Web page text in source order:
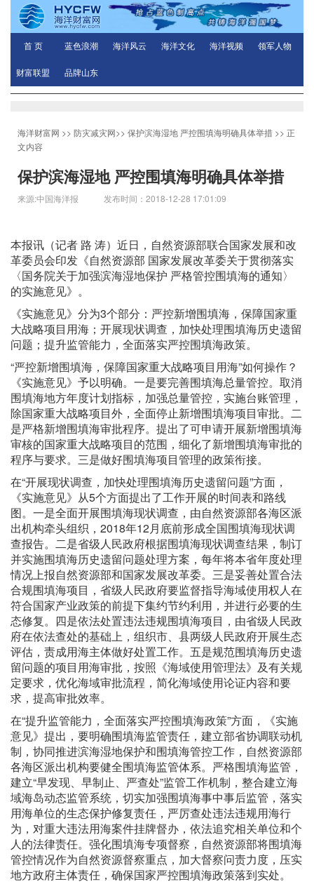
首 页 蓝色浪潮 海洋风云 海洋文化 海洋视频 领军人物
财富联盟 品牌山东
海洋财富网 >> 防灾减灾网>> 保护滨海湿地 严控围填海明确具体举措 >> 正
文内容
保护滨海湿地 严控围填海明确具体举措
来源:中国海洋报 发布时间：2018-12-28 17:01:09
本报讯（记者 路 涛）近日，自然资源部联合国家发展和改
革委员会印发《自然资源部 国家发展改革委关于贯彻落实
〈国务院关于加强滨海湿地保护 严格管控围填海的通知〉
的实施意见》。
《实施意见》分为3个部分：严控新增围填海，保障国家重
大战略项目用海；开展现状调查，加快处理围填海历史遗留
问题；提升监管能力，全面落实严控围填海政策。
“严控新增围填海，保障国家重大战略项目用海”如何操作？
《实施意见》予以明确。一是要完善围填海总量管控。取消
围填海地方年度计划指标，加强总量管控，实施台账管理，
除国家重大战略项目外，全面停止新增围填海项目审批。二
是严格新增围填海审批程序。提出了可申请开展新增围填海
审核的国家重大战略项目的范围，细化了新增围填海审批的
程序与要求。三是做好围填海项目管理的政策衔接。
在“开展现状调查，加快处理围填海历史遗留问题”方面，
《实施意见》从5个方面提出了工作开展的时间表和路线
图。一是全面开展围填海现状调查，由自然资源部各海区派
出机构牵头组织，2018年12月底前形成全国围填海现状调
查报告。二是省级人民政府根据围填海现状调查结果，制订
并实施围填海历史遗留问题处理方案，每年将本省年度处理
情况上报自然资源部和国家发展改革委。三是妥善处置合法
合规围填海项目，省级人民政府要监督指导海域使用权人在
符合国家产业政策的前提下集约节约利用，并进行必要的生
态修复。四是依法处置违法违规围填海项目，由省级人民政
府在依法查处的基础上，组织市、县两级人民政府开展生态
评估，责成用海主体做好处置工作。五是规范围填海历史遗
留问题的项目用海审批，按照《海域使用管理法》及有关规
定要求，优化海域审批流程，简化海域使用论证内容和要
求，提高审批效率。
在“提升监管能力，全面落实严控围填海政策”方面，《实施
意见》提出，要明确围填海监管责任，建立部省协调联动机
制，协同推进滨海湿地保护和围填海管控工作，自然资源部
各海区派出机构要健全围填海监管体系。严格围填海监管，
建立“早发现、早制止、严查处”监管工作机制，整合建立海
域海岛动态监管系统，切实加强围填海事中事后监管，落实
用海单位的生态保护修复责任，严厉查处违法违规用海行
为，对重大违法用海案件挂牌督办，依法追究相关单位和个
人的法律责任。强化围填海专项督察，自然资源部将围填海
管控情况作为自然资源督察重点，加大督察问责力度，压实
地方政府主体责任，确保国家严控围填海政策落到实处。